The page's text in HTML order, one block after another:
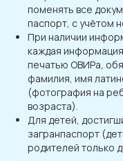
поменять все
паспорт, с учётом
При наличии
каждая
печатью ОВИРа,
фамилия, имя
(фотография на
возраста).
Для детей,
загранпаспорт
родителей только